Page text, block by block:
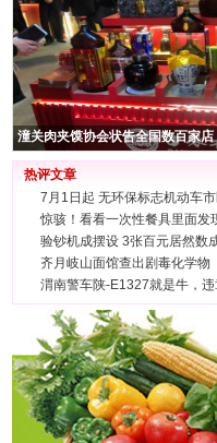
潼关肉夹馍协会状告全国数百家
热评文章
7月1日起 无环保标志机动车
惊骇！看看一次性餐具里面发
验钞机成摆设 3张百元居然数
齐月岐山面馆查出剧毒化学物
渭南警车陕-E1327就是牛，